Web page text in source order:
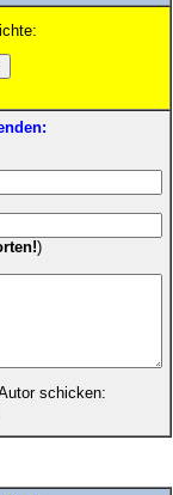
)
schicken: